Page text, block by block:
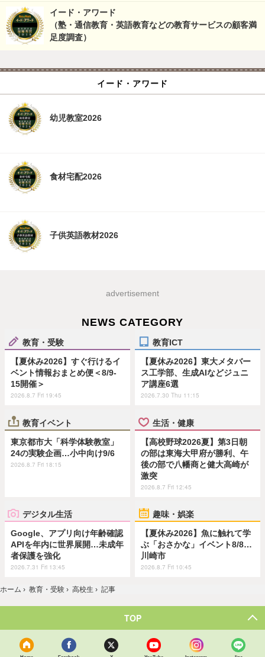
イード・アワード
（塾・通信教育・英語教育などの教育サービスの顧客満
足度調査）
イード・アワード
幼児教室2026
食材宅配2026
子供英語教材2026
advertisement
NEWS CATEGORY
教育・受験
【夏休み2026】すぐ行けるイ
ベント情報おまとめ便＜8/9-
15開催＞
2026.8.7 Fri 19:45
教育ICT
【夏休み2026】東大メタバー
ス工学部、生成AIなどジュニ
ア講座6選
2026.7.30 Thu 11:15
教育イベント
東京都市大「科学体験教室」
24の実験企画…小中向け9/6
2026.8.7 Fri 18:15
生活・健康
【高校野球2026夏】第3日朝
の部は東海大甲府が勝利、午
後の部で八幡商と健大高崎が
激突
2026.8.7 Fri 12:45
デジタル生活
Google、アプリ向け年齢確認
APIを年内に世界展開…未成年
者保護を強化
2026.7.31 Fri 13:45
趣味・娯楽
【夏休み2026】魚に触れて学
ぶ「おさかな」イベント8/8…
川崎市
2026.8.7 Fri 10:45
ホーム › 教育・受験 › 高校生 › 記事
TOP